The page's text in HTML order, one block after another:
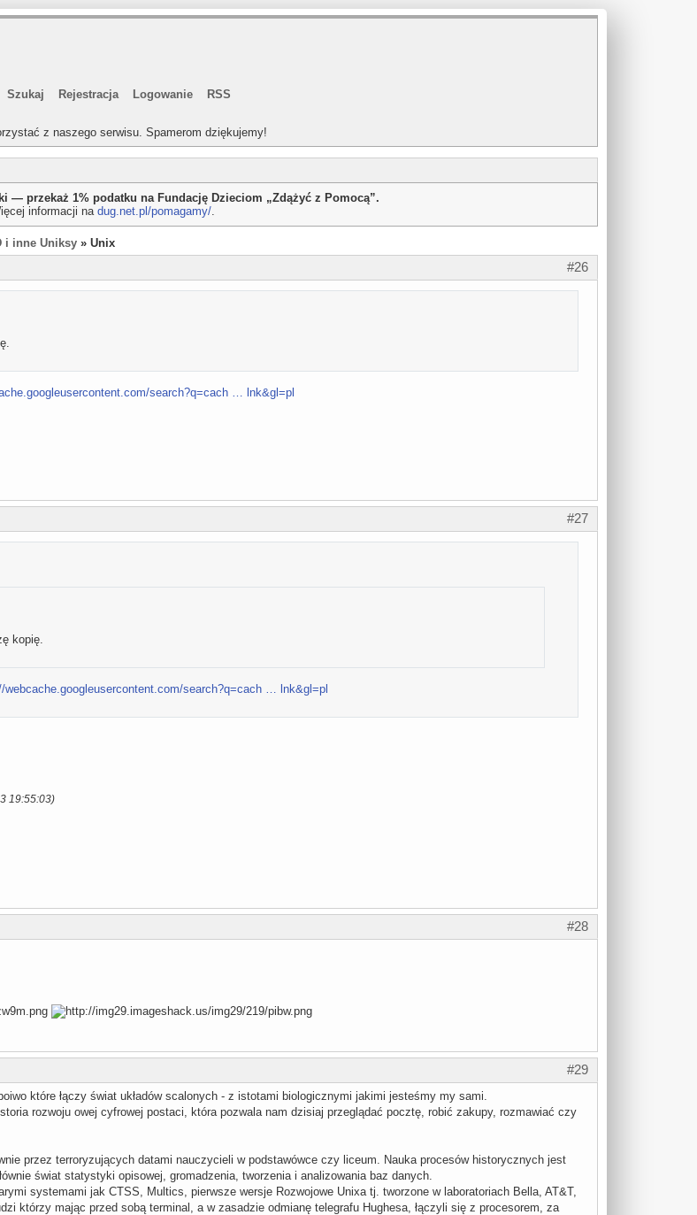
Szukaj Rejestracja Logowanie
RSS
z naszego serwisu. Spamerom dziękujemy!
— przekaż 1% podatku na Fundację Dzieciom „Zdążyć z Pomocą”.
informacji nadug.net.pl/pomagamy/.
i inne Uniksy » Unix
#26
search?q=cach … lnk&gl=pl
#27
kopię.
webcache.googleusercontent.com/search?q=cach … lnk&gl=pl
19:55:03)
#28
#29
które łączy świat układów scalonych - z istotami biologicznymi jakimi jesteśmy my sami.
rozwoju owej cyfrowej postaci, która pozwala nam dzisiaj przeglądać pocztę, robić zakupy, rozmawiać czy
przez terroryzujących datami nauczycieli w podstawówce czy liceum. Nauka procesów historycznych jest
świat statystyki opisowej, gromadzenia, tworzenia i analizowania baz danych.
systemami jak CTSS, Multics, pierwsze wersje Rozwojowe Unixa tj. tworzone w laboratoriach Bella, AT&T,
którzy mając przed sobą terminal, a w zasadzie odmianę telegrafu Hughesa, łączyli się z procesorem, za